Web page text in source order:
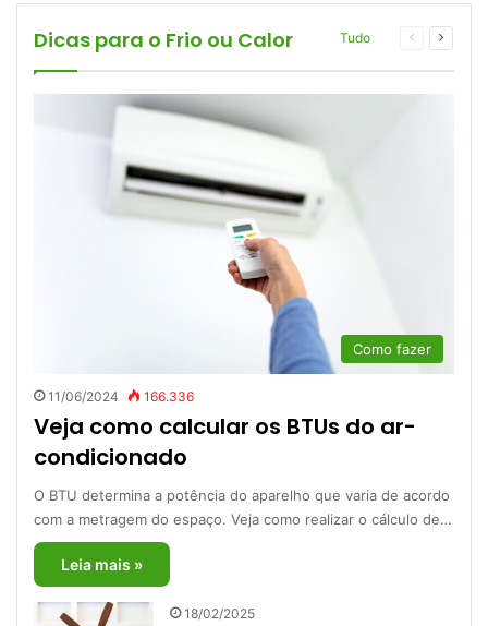
Dicas para o Frio ou Calor Tudo
Página
Como fazer
11/06/2024 166.336
Veja como calcular os BTUs do ar-
condicionado
O BTU determina a potência do aparelho que varia de acordo
com a metragem do espaço. Veja como realizar o cálculo de…
Leia mais »
18/02/2025